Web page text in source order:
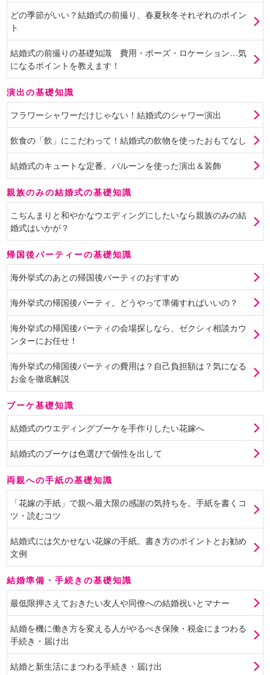
どの季節がいい？結婚式の前撮り、春夏秋冬それぞれのポイン
ト
結婚式の前撮りの基礎知識 費用・ポーズ・ロケーション…気
になるポイントを教えます！
演出の基礎知識
フラワーシャワーだけじゃない！結婚式のシャワー演出
飲食の「飲」にこだわって！結婚式の飲物を使ったおもてなし
結婚式のキュートな定番。バルーンを使った演出＆装飾
親族のみの結婚式の基礎知識
こぢんまりと和やかなウエディングにしたいなら親族のみの結
婚式はいかが？
帰国後パーティーの基礎知識
海外挙式のあとの帰国後パーティのおすすめ
海外挙式の帰国後パーティ。どうやって準備すればいいの？
海外挙式の帰国後パーティの会場探しなら、ゼクシィ相談カウ
ンターにお任せ！
海外挙式の帰国後パーティの費用は？自己負担額は？気になる
お金を徹底解説
ブーケ基礎知識
結婚式のウエディングブーケを手作りしたい花嫁へ
結婚式のブーケは色選びで個性を出して
両親への手紙の基礎知識
「花嫁の手紙」で親へ最大限の感謝の気持ちを。手紙を書くコ
ツ・読むコツ
結婚式には欠かせない花嫁の手紙。書き方のポイントとお勧め
文例
結婚準備・手続きの基礎知識
最低限押さえておきたい友人や同僚への結婚祝いとマナー
結婚を機に働き方を変える人がやるべき保険・税金にまつわる
手続き・届け出
結婚と新生活にまつわる手続き・届け出